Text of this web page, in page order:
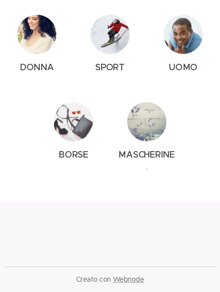
DONNA SPORT UOMO
BORSE MASCHERINE
.
Creato con Webnode